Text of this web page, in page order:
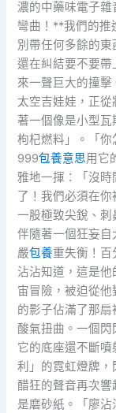
濃的中藥味電子
彎曲！**我們的推
別帶任何多餘的
還在糾結要不要
來一聲巨大的撞
太空吉娃娃，正
著一個像是小型
枸杞燃料」。「
999包養意思用它
雅地一揮：「沒
了！我們必須在你
一股極致尖銳、刺
伴隨著一個狂妄自
嚴包養重失衡！
沾沾知道，這是
宙冒險，被迫從
的影子佔滿了那
酸氣扭曲。一個閃
它的底座還不斷
利」的霓虹燈牌
醋狂的聲音再次
是磨砂紙。「廖